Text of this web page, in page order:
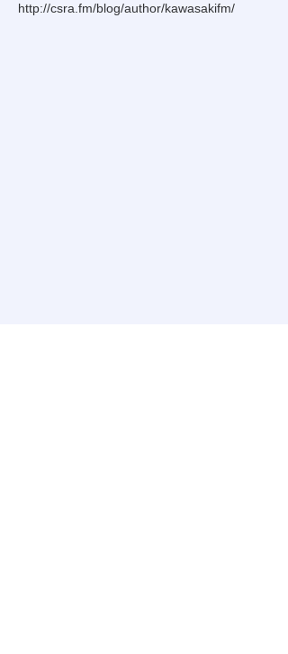
http://csra.fm/blog/author/kawasakifm/